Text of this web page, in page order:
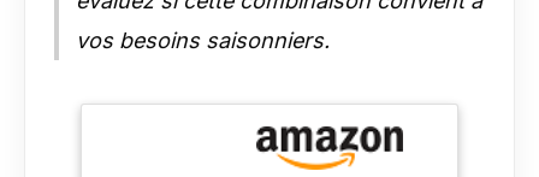
vos besoins saisonniers.